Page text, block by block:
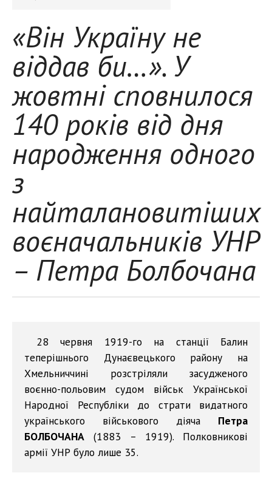
«Він Україну не
віддав би…». У
жовтні сповнилося
140 років від дня
народження одного
з
найталановитіших
воєначальників УНР
– Петра Болбочана
28 червня 1919-го на станції Балин
теперішнього Дунаєвецького району на
Хмельниччині розстріляли засудженого
воєнно-польовим судом військ Української
Народної Республіки до страти видатного
українського військового діяча Петра
БОЛБОЧАНА (1883 – 1919). Полковникові
армії УНР було лише 35.